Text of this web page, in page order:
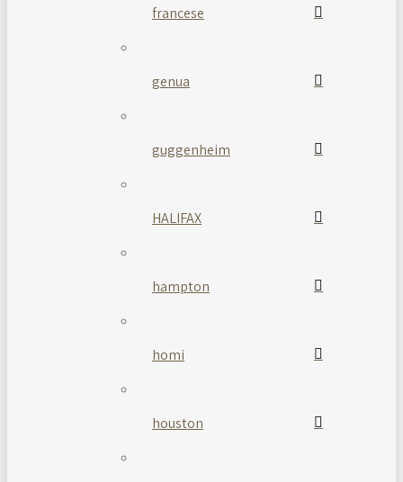
francese
genua
guggenheim
HALIFAX
hampton
homi
houston